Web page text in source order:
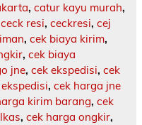
, catur kayu murah,
ceck resi, ceckresi, cej
, cek biaya kirim,
, cek biaya
jne, cek ekspedisi, cek
, cek harga jne
kirim barang, cek
, cek harga ongkir,